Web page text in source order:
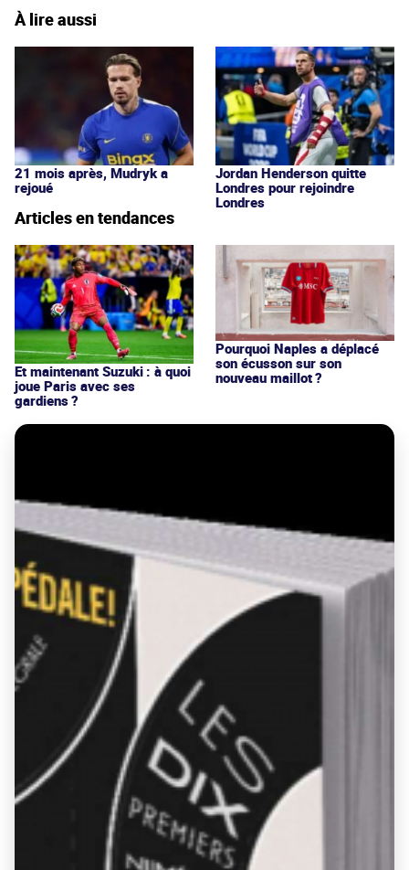
À lire aussi
21 mois après, Mudryk a
rejoué
Jordan Henderson quitte
Londres pour rejoindre
Londres
Articles en tendances
Et maintenant Suzuki : à quoi
joue Paris avec ses
gardiens ?
Pourquoi Naples a déplacé
son écusson sur son
nouveau maillot ?